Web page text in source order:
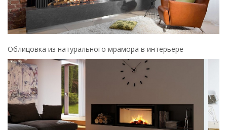
Облицовка из натурального мрамора в интерьере